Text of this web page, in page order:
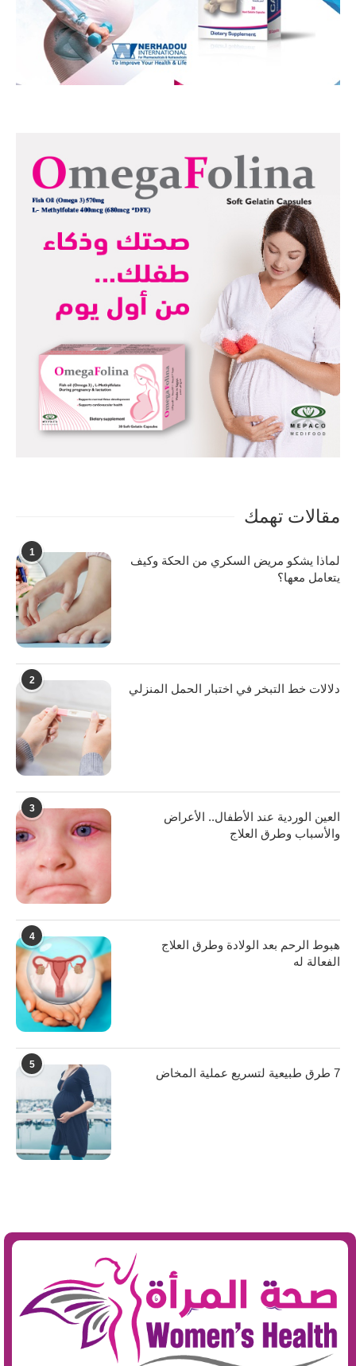
مقالات تهمك
1
لماذا يشكو مريض السكري من الحكة وكيف
يتعامل معها؟
2
دلالات خط التبخر في اختبار الحمل المنزلي
3
العين الوردية عند الأطفال.. الأعراض
والأسباب وطرق العلاج
4
هبوط الرحم بعد الولادة وطرق العلاج
الفعالة له
5
7 طرق طبيعية لتسريع عملية المخاض